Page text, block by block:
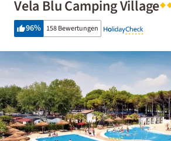
Vela Blu Camping Village
96% 158 Bewertungen